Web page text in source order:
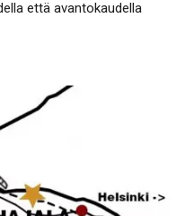
että avantokaudella